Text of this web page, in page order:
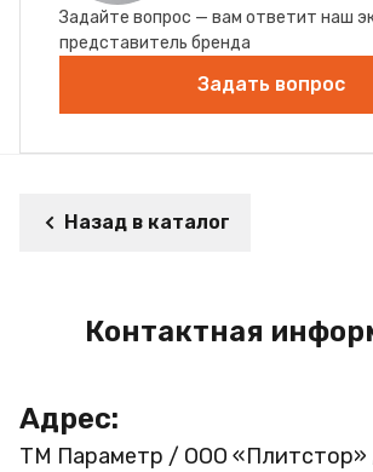
Задайте вопрос — вам ответит наш
представитель бренда
Задать вопрос
Назад в каталог
Контактная
Адрес:
ТМ Параметр / ООО «Плитстор»